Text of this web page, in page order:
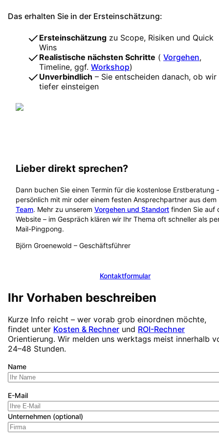
Das erhalten Sie in der Ersteinschätzung:
Ersteinschätzung zu Scope, Risiken und Quick
Wins
Realistische nächsten Schritte ( Vorgehen,
Timeline, ggf. Workshop)
Unverbindlich – Sie entscheiden danach, ob wir
tiefer einsteigen
Lieber direkt sprechen?
Dann buchen Sie einen Termin für die kostenlose Erstberatung
persönlich mit mir oder einem festen Ansprechpartner aus dem
Team. Mehr zu unserem Vorgehen und Standort finden Sie auf
Website – im Gespräch klären wir Ihr Thema oft schneller als
Mail-Pingpong.
Björn Groenewold – Geschäftsführer
Kontaktformular
Ihr Vorhaben beschreiben
Kurze Info reicht – wer vorab grob einordnen möchte,
findet unter Kosten & Rechner und ROI-Rechner
Orientierung. Wir melden uns werktags meist innerhalb
24–48 Stunden.
Name
E-Mail
Unternehmen (optional)